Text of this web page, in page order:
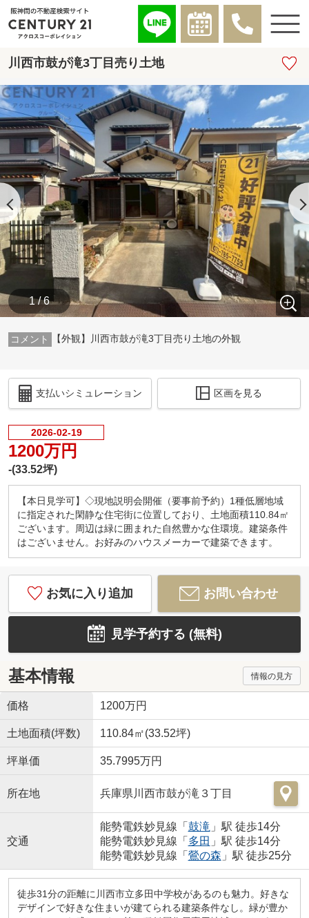
川西市鼓が滝3丁目売り土地
【外観】川西市鼓が滝3丁目売り土地の外観
1 / 6
支払いシミュレーション 区画を見る
2026-02-19
1200万円
-(33.52坪)
【本日見学可】◇現地説明会開催（要事前予約）1種低層地域
に指定された閑静な住宅街に位置しており、土地面積110.84㎡
ございます。周辺は緑に囲まれた自然豊かな住環境。建築条件
はございません。お好みのハウスメーカーで建築できます。
お気に入り追加 お問い合わせ
見学予約する (無料)
基本情報 情報の見方
価格 1200万円
土地面積(坪数) 110.84㎡(33.52坪)
坪単価 35.7995万円
所在地 兵庫県川西市鼓が滝３丁目
交通
能勢電鉄妙見線「 鼓滝 」駅 徒歩14分
能勢電鉄妙見線「 多田 」駅 徒歩14分
能勢電鉄妙見線「 鶯の森 」駅 徒歩25分
徒歩31分の距離に川西市立多田中学校があるのも魅力。好きな
デザインで好きな住まいが建てられる建築条件なし。緑が豊か